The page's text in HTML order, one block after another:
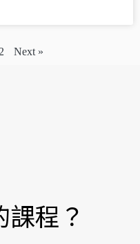
2 Next »
程？